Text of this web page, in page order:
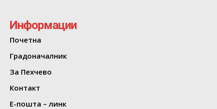
Информации
Почетна
Градоначалник
За Пехчево
Контакт
Е-пошта – линк